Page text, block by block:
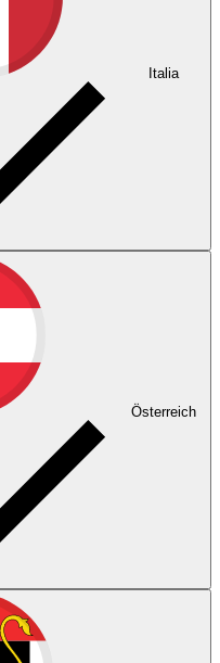
Italia
Österreich